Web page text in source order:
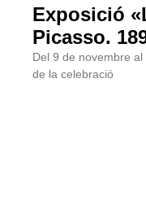
Exposició
Picasso.
Del 9 de novembre
de la celebració